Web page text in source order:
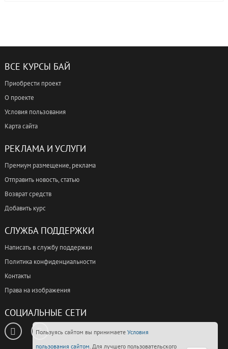
ВСЕ КУРСЫ БАЙ
Приобрести проект
О проекте
Условия пользования
Карта сайта
РЕКЛАМА И УСЛУГИ
Премиум размещение, реклама
Отправить новость, статью
Возврат средств
Добавить курс
СЛУЖБА ПОДДЕРЖКИ
Написать в службу поддержки
Политика конфиденциальности
Контакты
Права на изображения
СОЦИАЛЬНЫЕ СЕТИ
Пользуясь сайтом вы принимаете Условия
пользования сайтом. Для лучшего пользовательского